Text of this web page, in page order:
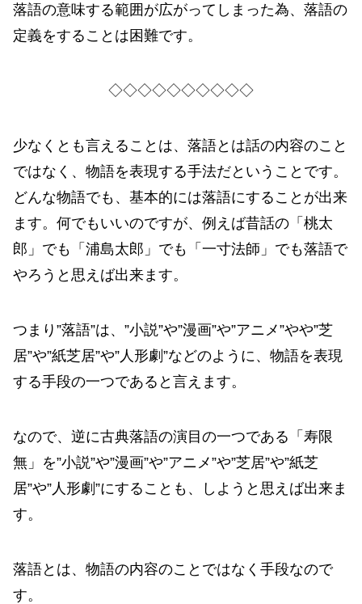
落語の意味する範囲が広がってしまった為、落語の
定義をすることは困難です。
◇◇◇◇◇◇◇◇◇◇
少なくとも言えることは、落語とは話の内容のこと
ではなく、物語を表現する手法だということです。
どんな物語でも、基本的には落語にすることが出来
ます。何でもいいのですが、例えば昔話の「桃太
郎」でも「浦島太郎」でも「一寸法師」でも落語で
やろうと思えば出来ます。
つまり”落語”は、”小説”や”漫画”や”アニメ”やや”芝
居”や”紙芝居”や”人形劇”などのように、物語を表現
する手段の一つであると言えます。
なので、逆に古典落語の演目の一つである「寿限
無」を”小説”や”漫画”や”アニメ”や”芝居”や”紙芝
居”や”人形劇”にすることも、しようと思えば出来ま
す。
落語とは、物語の内容のことではなく手段なので
す。